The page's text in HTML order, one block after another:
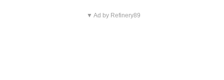
▼ Ad by Refinery89